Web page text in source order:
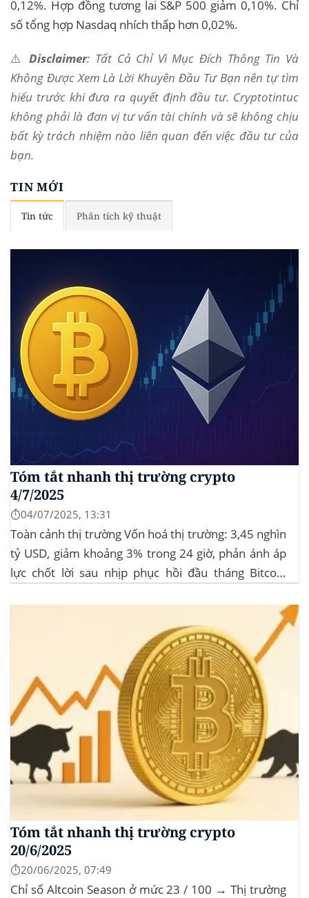
0,12%. Hợp đồng tương lai S&P 500 giảm 0,10%. Chỉ
số tổng hợp Nasdaq nhích thấp hơn 0,02%.
⚠️Disclaimer: Tất Cả Chỉ Vì Mục Đích Thông Tin Và
Không Được Xem Là Lời Khuyên Đầu Tư Bạn nên tự tìm
hiểu trước khi đưa ra quyết định đầu tư. Cryptotintuc
không phải là đơn vị tư vấn tài chính và sẽ không chịu
bất kỳ trách nhiệm nào liên quan đến việc đầu tư của
bạn.
TIN MỚI
Tin tức Phân tích kỹ thuật
Tóm tắt nhanh thị trường crypto
4/7/2025
⏱️04/07/2025, 13:31
Toàn cảnh thị trường Vốn hoá thị trường: 3,45 nghìn
tỷ USD, giảm khoảng 3% trong 24 giờ, phản ánh áp
lực chốt lời sau nhịp phục hồi đầu tháng‍ Bitcoin
Tóm tắt nhanh thị trường crypto
20/6/2025
⏱️20/06/2025, 07:49
Chỉ số Altcoin Season ở mức 23 / 100 → Thị trường